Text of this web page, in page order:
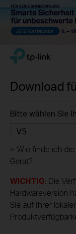
Click
navigation
TP-Link, Reliably
Download
Bitte wählen Sie
V5
> Wie finde ich
Gerät?
WICHTIG: Die
Hardwareversion
Sie auf Ihrer